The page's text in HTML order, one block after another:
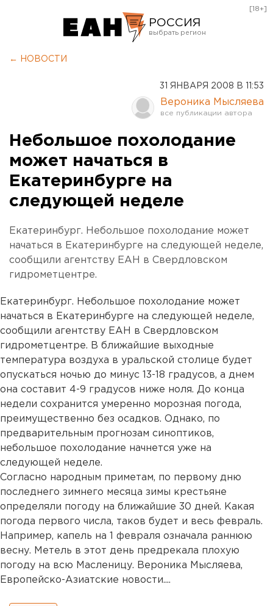
РОССИЯ
Оренбург
[18+]
← НОВОСТИ
31 ЯНВАРЯ 2008 В 11:53
Вероника Мысляева
Небольшое похолодание
может начаться в
Екатеринбурге на
следующей неделе
Екатеринбург. Небольшое похолодание может
начаться в Екатеринбурге на следующей неделе,
сообщили агентству ЕАН в Свердловском
гидрометцентре.
Екатеринбург. Небольшое похолодание может
начаться в Екатеринбурге на следующей неделе,
сообщили агентству ЕАН в Свердловском
гидрометцентре. В ближайшие выходные
температура воздуха в уральской столице будет
опускаться ночью до минус 13-18 градусов, а днем
она составит 4-9 градусов ниже ноля. До конца
недели сохранится умеренно морозная погода,
преимущественно без осадков. Однако, по
предварительным прогнозам синоптиков,
небольшое похолодание начнется уже на
следующей неделе.
Согласно народным приметам, по первому дню
последнего зимнего месяца зимы крестьяне
определяли погоду на ближайшие 30 дней. Какая
погода первого числа, таков будет и весь февраль.
Например, капель на 1 февраля означала раннюю
весну. Метель в этот день предрекала плохую
погоду на всю Масленицу. Вероника Мысляева,
Европейско-Азиатские новости....